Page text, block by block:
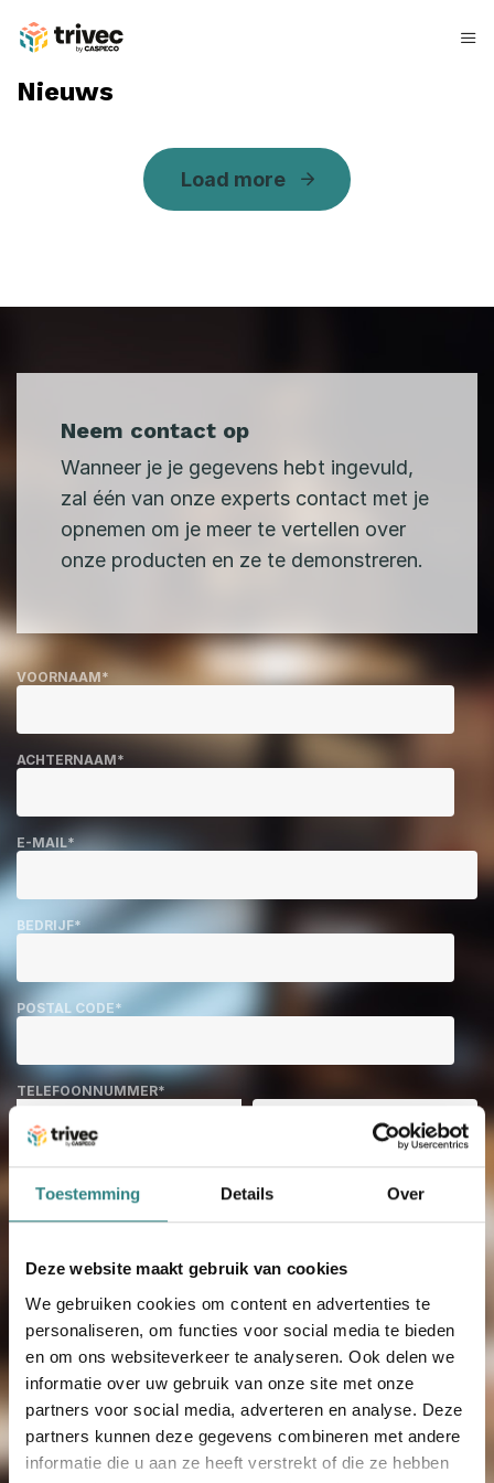
Toestemming Details Over
Deze website maakt gebruik van cookies
We gebruiken cookies om content en advertenties te
personaliseren, om functies voor social media te bieden
en om ons websiteverkeer te analyseren. Ook delen we
informatie over uw gebruik van onze site met onze
partners voor social media, adverteren en analyse. Deze
partners kunnen deze gegevens combineren met andere
informatie die u aan ze heeft verstrekt of die ze hebben
content
N
s
Nieuws
Load more
Neem contact op
Wanneer je je gegevens hebt ingevuld,
zal één van onze experts contact met je
opnemen om je meer te vertellen over
onze producten en ze te demonstreren.
VOORNAAM*
ACHTERNAAM*
E-MAIL*
BEDRIJF*
POSTAL CODE*
TELEFOONNUMMER*
OPMERKINGEN
Ik ga ermee akkoord dat Trivec mijn
persoonsgegevens opslaat en verwerkt zoals
beschreven in hetprivacybeleid. Ik kan mijn
toestemming op elk moment herroepen.